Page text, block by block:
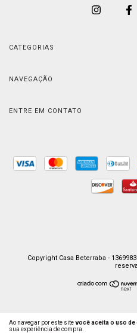
Ao navegar por este sitevocê aceita o uso
sua experiência de compra.
CATEGORIAS
NAVEGAÇÃO
ENTRE EM CONTATO
Copyright Casa Beterraba -